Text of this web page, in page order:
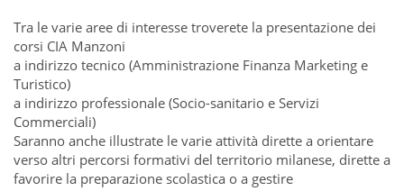
Tra le varie aree di interesse troverete la presentazione dei
corsi CIA Manzoni
a indirizzo tecnico (Amministrazione Finanza Marketing e
Turistico)
a indirizzo professionale (Socio-sanitario e Servizi
Commerciali)
Saranno anche illustrate le varie attività dirette a orientare
verso altri percorsi formativi del territorio milanese, dirette a
favorire la preparazione scolastica o a gestire